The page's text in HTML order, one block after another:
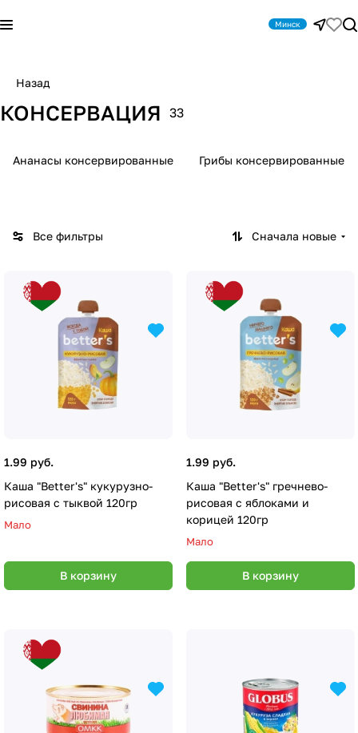
Минск
Назад
КОНСЕРВАЦИЯ 33
Ананасы консервированные Грибы консервированные
Все фильтры Сначала новые
1.99 руб.
Каша "Better's" кукурузно-
рисовая с тыквой 120гр
Мало
В корзину
1.99 руб.
Каша "Better's" гречнево-
рисовая с яблоками и
корицей 120гр
Мало
В корзину